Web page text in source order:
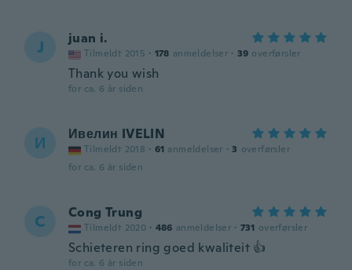
J juan i.
Tilmeldt 2015 · 178 anmeldelser · 39 overførsler
Thank you wish
for ca. 6 år siden
И Ивелин IVELIN
Tilmeldt 2018 · 61 anmeldelser · 3 overførsler
for ca. 6 år siden
C Cong Trung
Tilmeldt 2020 · 486 anmeldelser · 731 overførsler
Schieteren ring goed kwaliteit 👍
for ca. 6 år siden